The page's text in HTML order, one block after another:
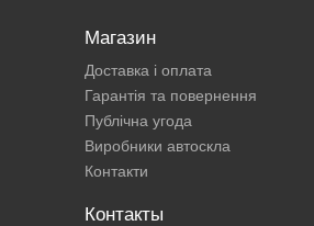
Магазин
Доставка і оплата
Гарантія та повернення
Публічна угода
Виробники автоскла
Контакти
Контакты